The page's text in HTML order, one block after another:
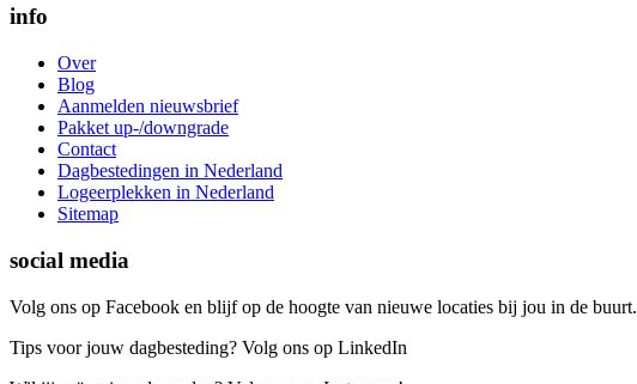
info
Over
Blog
Aanmelden nieuwsbrief
Pakket up-/downgrade
Contact
Dagbestedingen in Nederland
Logeerplekken in Nederland
Sitemap
social media
Volg ons op Facebook en blijf op de hoogte van nieuwe locaties bij jou in de buurt.
Tips voor jouw dagbesteding? Volg ons op LinkedIn